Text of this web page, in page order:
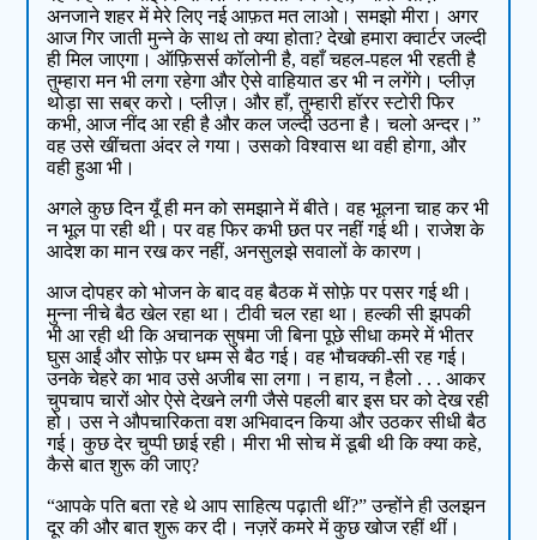
अनजाने शहर में मेरे लिए नई आफ़त मत लाओ। समझो मीरा। अगर
आज गिर जाती मुन्ने के साथ तो क्या होता? देखो हमारा क्वार्टर जल्दी
ही मिल जाएगा। ऑफ़िसर्स कॉलोनी है, वहाँ चहल-पहल भी रहती है
तुम्हारा मन भी लगा रहेगा और ऐसे वाहियात डर भी न लगेंगे। प्लीज़
थोड़ा सा सब्र करो। प्लीज़। और हाँ, तुम्हारी हॉरर स्टोरी फिर
कभी, आज नींद आ रही है और कल जल्दी उठना है। चलो अन्दर।”
वह उसे खींचता अंदर ले गया। उसको विश्वास था वही होगा, और
वही हुआ भी।
अगले कुछ दिन यूँ ही मन को समझाने में बीते। वह भूलना चाह कर भी
न भूल पा रही थी। पर वह फिर कभी छत पर नहीं गई थी। राजेश के
आदेश का मान रख कर नहीं, अनसुलझे सवालों के कारण।
आज दोपहर को भोजन के बाद वह बैठक में सोफ़े पर पसर गई थी।
मुन्ना नीचे बैठ खेल रहा था। टीवी चल रहा था। हल्की सी झपकी
भी आ रही थी कि अचानक सुषमा जी बिना पूछे सीधा कमरे में भीतर
घुस आईं और सोफ़े पर धम्म से बैठ गई। वह भौचक्की-सी रह गई।
उनके चेहरे का भाव उसे अजीब सा लगा। न हाय, न हैलो . . . आकर
चुपचाप चारों ओर ऐसे देखने लगी जैसे पहली बार इस घर को देख रही
हो। उस ने औपचारिकता वश अभिवादन किया और उठकर सीधी बैठ
गई। कुछ देर चुप्पी छाई रही। मीरा भी सोच में डूबी थी कि क्या कहे,
कैसे बात शुरू की जाए?
“आपके पति बता रहे थे आप साहित्य पढ़ाती थीं?” उन्होंने ही उलझन
दूर की और बात शुरू कर दी। नज़रें कमरे में कुछ खोज रहीं थीं।